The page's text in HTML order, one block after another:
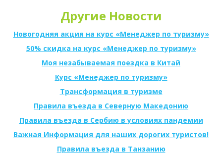
Другие Новости
Новогодняя акция на курс «Менеджер по туризму»
50% скидка на курс «Менеджер по туризму»
Моя незабываемая поездка в Китай
Курс «Менеджер по туризму»
Трансформация в туризме
Правила въезда в Северную Македонию
Правила въезда в Сербию в условиях пандемии
Важная Информация для наших дорогих туристов!
Правила въезда в Танзанию